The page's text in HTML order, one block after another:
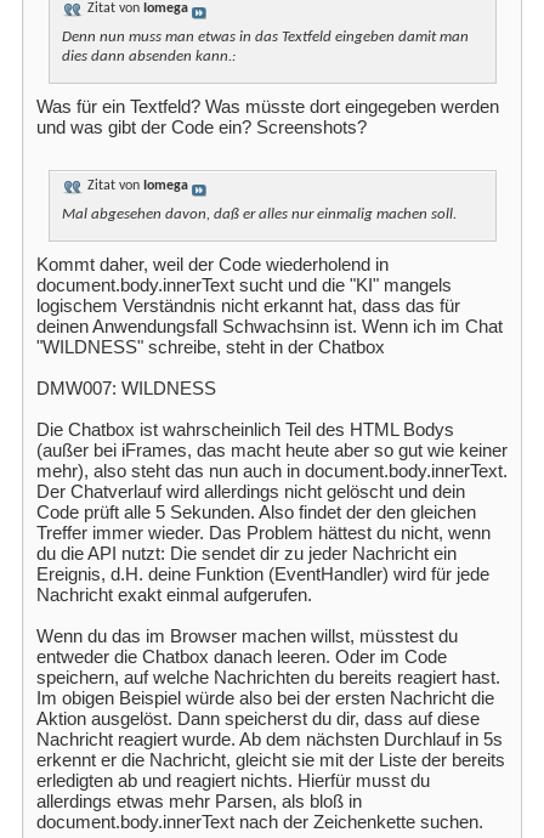
Zitat von Iomega
Denn nun muss man etwas in das Textfeld eingeben damit man
dies dann absenden kann.:
Was für ein Textfeld? Was müsste dort eingegeben werden
und was gibt der Code ein? Screenshots?
Zitat von Iomega
Mal abgesehen davon, daß er alles nur einmalig machen soll.
Kommt daher, weil der Code wiederholend in
document.body.innerText sucht und die "KI" mangels
logischem Verständnis nicht erkannt hat, dass das für
deinen Anwendungsfall Schwachsinn ist. Wenn ich im Chat
"WILDNESS" schreibe, steht in der Chatbox
DMW007: WILDNESS
Die Chatbox ist wahrscheinlich Teil des HTML Bodys
(außer bei iFrames, das macht heute aber so gut wie keiner
mehr), also steht das nun auch in document.body.innerText.
Der Chatverlauf wird allerdings nicht gelöscht und dein
Code prüft alle 5 Sekunden. Also findet der den gleichen
Treffer immer wieder. Das Problem hättest du nicht, wenn
du die API nutzt: Die sendet dir zu jeder Nachricht ein
Ereignis, d.H. deine Funktion (EventHandler) wird für jede
Nachricht exakt einmal aufgerufen.
Wenn du das im Browser machen willst, müsstest du
entweder die Chatbox danach leeren. Oder im Code
speichern, auf welche Nachrichten du bereits reagiert hast.
Im obigen Beispiel würde also bei der ersten Nachricht die
Aktion ausgelöst. Dann speicherst du dir, dass auf diese
Nachricht reagiert wurde. Ab dem nächsten Durchlauf in 5s
erkennt er die Nachricht, gleicht sie mit der Liste der bereits
erledigten ab und reagiert nichts. Hierfür musst du
allerdings etwas mehr Parsen, als bloß in
document.body.innerText nach der Zeichenkette suchen.